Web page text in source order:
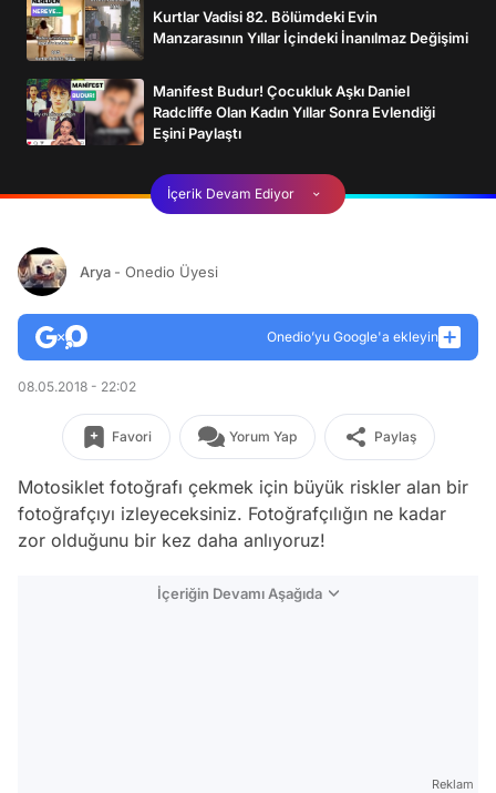
Kurtlar Vadisi 82. Bölümdeki Evin
Manzarasının Yıllar İçindeki İnanılmaz Değişimi
Manifest Budur! Çocukluk Aşkı Daniel
Radcliffe Olan Kadın Yıllar Sonra Evlendiği
Eşini Paylaştı
İçerik Devam Ediyor
Arya - Onedio Üyesi
Onedio’yu Google'a ekleyin
08.05.2018 - 22:02
Favori Yorum Yap Paylaş
Motosiklet fotoğrafı çekmek için büyük riskler alan bir
fotoğrafçıyı izleyeceksiniz. Fotoğrafçılığın ne kadar
zor olduğunu bir kez daha anlıyoruz!
İçeriğin Devamı Aşağıda
Reklam